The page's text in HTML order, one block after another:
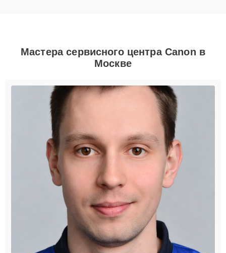
Мастера сервисного центра Canon в
Москве